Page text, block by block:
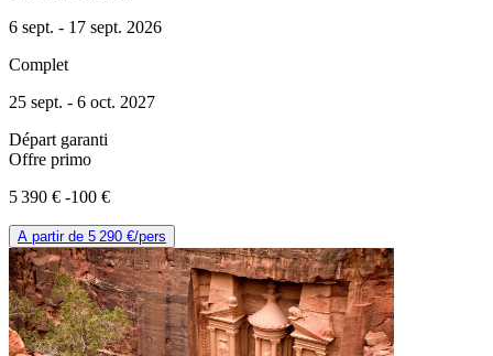
6 sept. - 17 sept. 2026
Complet
25 sept. - 6 oct. 2027
Départ garanti
Offre primo
5 390 € -100 €
A partir de 5 290 €/pers